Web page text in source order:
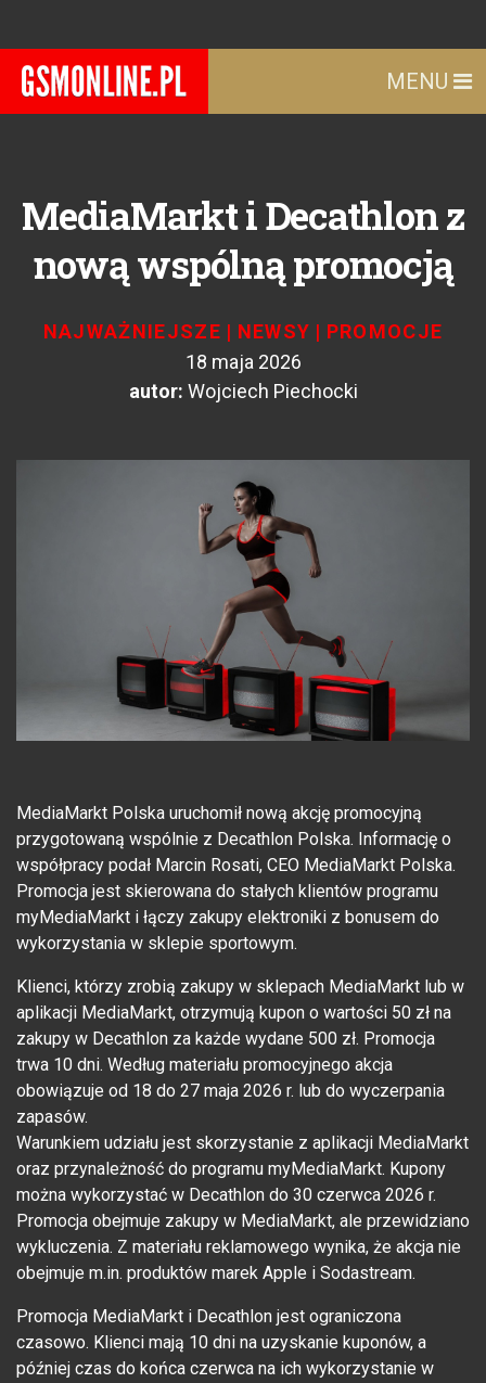
MENU
MediaMarkt i Decathlon z
nową wspólną promocją
NAJWAŻNIEJSZE | NEWSY | PROMOCJE
18 maja 2026
autor: Wojciech Piechocki
MediaMarkt Polska uruchomił nową akcję promocyjną
przygotowaną wspólnie z Decathlon Polska. Informację o
współpracy podał Marcin Rosati, CEO MediaMarkt Polska.
Promocja jest skierowana do stałych klientów programu
myMediaMarkt i łączy zakupy elektroniki z bonusem do
wykorzystania w sklepie sportowym.
Klienci, którzy zrobią zakupy w sklepach MediaMarkt lub w
aplikacji MediaMarkt, otrzymują kupon o wartości 50 zł na
zakupy w Decathlon za każde wydane 500 zł. Promocja
trwa 10 dni. Według materiału promocyjnego akcja
obowiązuje od 18 do 27 maja 2026 r. lub do wyczerpania
zapasów.
Warunkiem udziału jest skorzystanie z aplikacji MediaMarkt
oraz przynależność do programu myMediaMarkt. Kupony
można wykorzystać w Decathlon do 30 czerwca 2026 r.
Promocja obejmuje zakupy w MediaMarkt, ale przewidziano
wykluczenia. Z materiału reklamowego wynika, że akcja nie
obejmuje m.in. produktów marek Apple i Sodastream.
Promocja MediaMarkt i Decathlon jest ograniczona
czasowo. Klienci mają 10 dni na uzyskanie kuponów, a
później czas do końca czerwca na ich wykorzystanie w